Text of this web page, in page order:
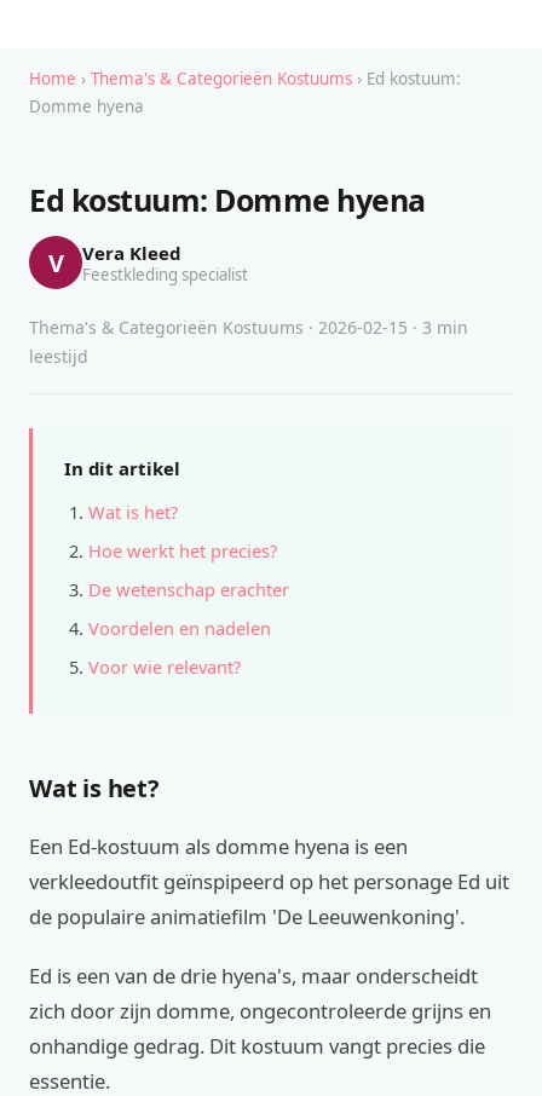
Home › Thema's & Categorieën Kostuums › Ed kostuum:
Domme hyena
Ed kostuum: Domme hyena
V Vera Kleed
Feestkleding specialist
Thema's & Categorieën Kostuums · 2026-02-15 · 3 min
leestijd
In dit artikel
Wat is het?
Hoe werkt het precies?
De wetenschap erachter
Voordelen en nadelen
Voor wie relevant?
Wat is het?
Een Ed-kostuum als domme hyena is een
verkleedoutfit geïnspipeerd op het personage Ed uit
de populaire animatiefilm 'De Leeuwenkoning'.
Ed is een van de drie hyena's, maar onderscheidt
zich door zijn domme, ongecontroleerde grijns en
onhandige gedrag. Dit kostuum vangt precies die
essentie.